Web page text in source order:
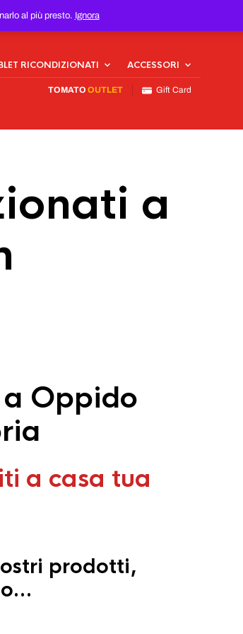
al più presto. Ignora
RICONDIZIONATI ACCESSORI
TOMATO OUTLET Gift Card
a
Oppido
a casa tua
prodotti,